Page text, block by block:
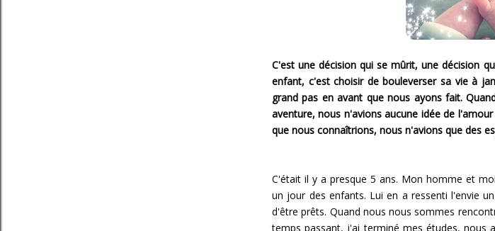
C'est une décision qui se mûrit, une décision
enfant, c'est choisir de bouleverser sa vie à
grand pas en avant que nous ayons fait.
aventure, nous n'avions aucune idée de
que nous connaîtrions, nous n'avions que des
C'était il y a presque 5 ans. Mon homme et
un jour des enfants. Lui en a ressenti l'envie
d'être prêts. Quand nous nous sommes
temps passant, j'ai terminé mes études, nous